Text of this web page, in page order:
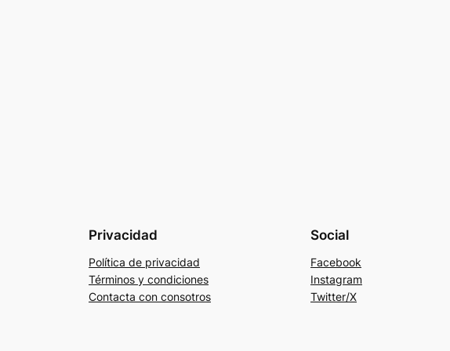
Privacidad
Política de privacidad
Términos y condiciones
Contacta con consotros
Social
Facebook
Instagram
Twitter/X